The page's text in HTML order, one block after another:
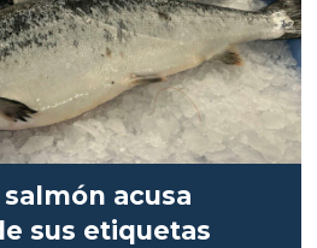
acusa
sus etiquetas